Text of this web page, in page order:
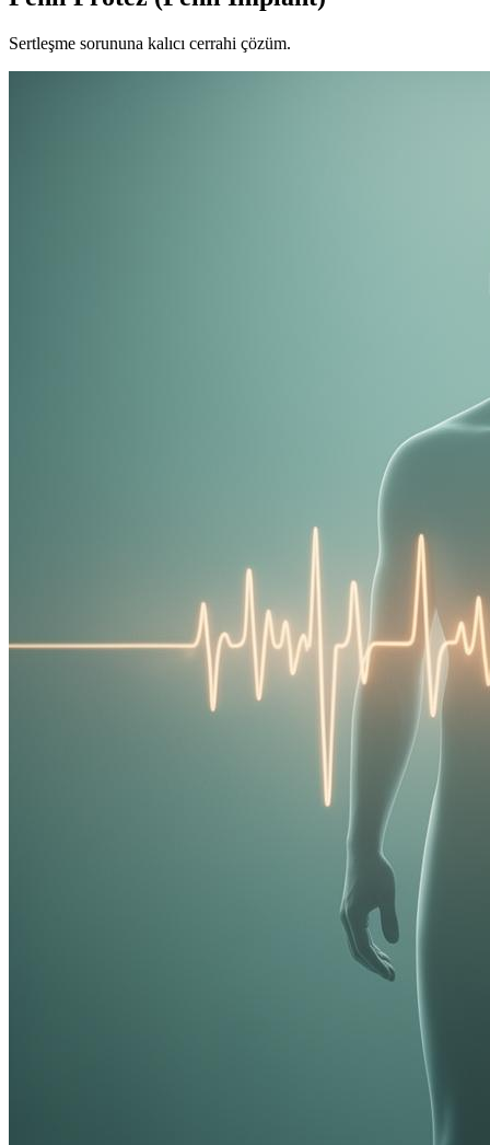
Sertleşme sorununa kalıcı cerrahi çözüm.